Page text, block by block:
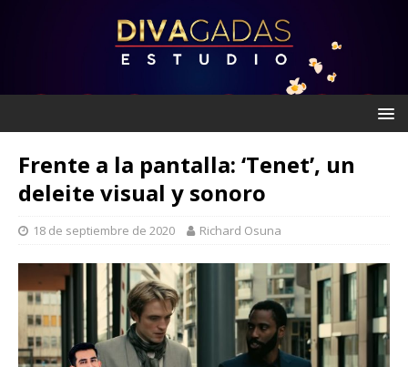
Frente a la pantalla: ‘Tenet’, un
deleite visual y sonoro
18 de septiembre de 2020 Richard Osuna